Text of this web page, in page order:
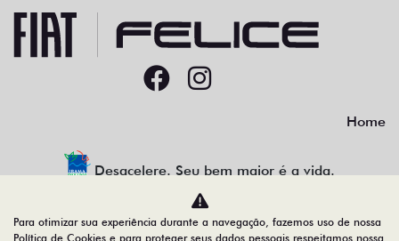
Home
Desacelere. Seu bem maior é a vida.
Para otimizar sua experiência durante a navegação, fazemos uso de nossa
Política de Cookies e para proteger seus dados pessoais respeitamos nossa